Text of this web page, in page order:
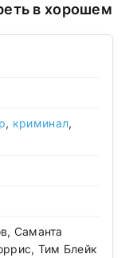
, криминал,
Саманта
Тим Блейк